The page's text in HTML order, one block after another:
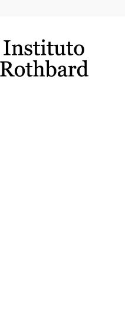
Instituto
Rothbard
Brasil